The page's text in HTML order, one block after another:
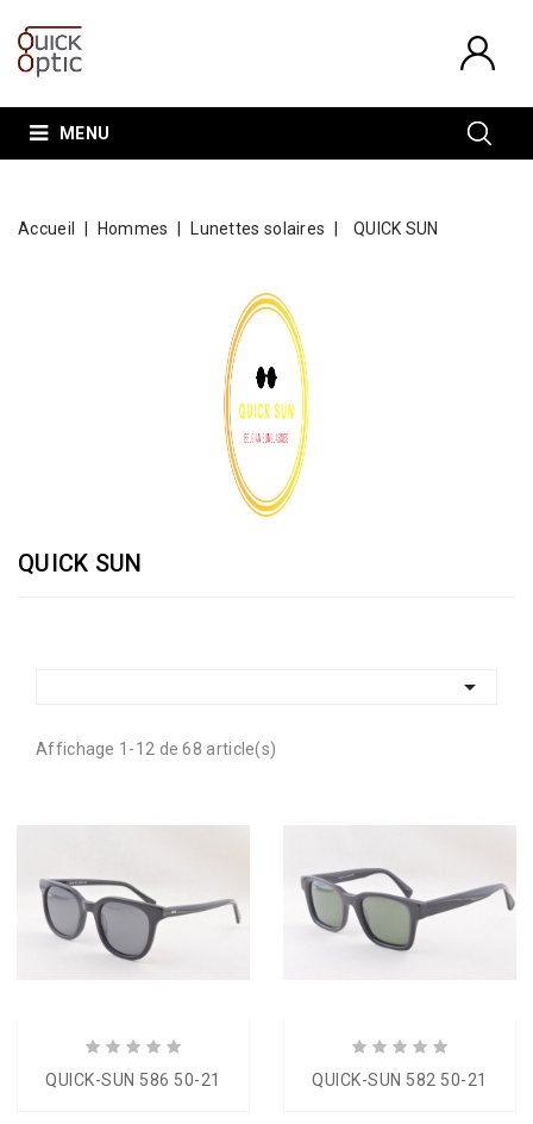
MENU
Accueil Hommes Lunettes solaires QUICK SUN
QUICK SUN

Affichage 1-12 de 68 article(s)
QUICK-SUN 586 50-21 QUICK-SUN 582 50-21